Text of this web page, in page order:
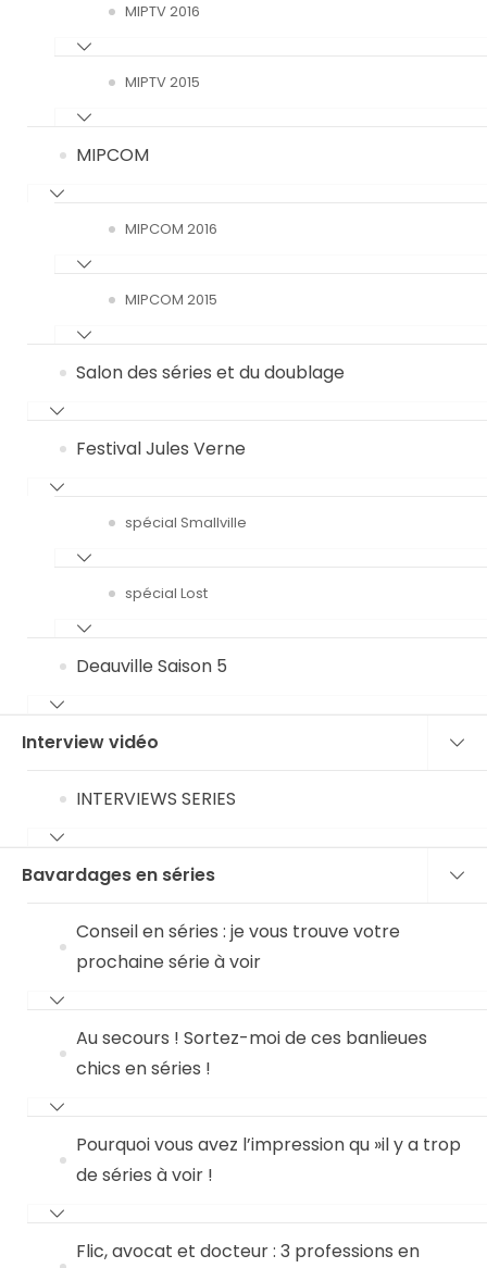
MIPTV 2016
MIPTV 2015
MIPCOM
MIPCOM 2016
MIPCOM 2015
Salon des séries et du doublage
Festival Jules Verne
spécial Smallville
spécial Lost
Deauville Saison 5
Interview vidéo
INTERVIEWS SERIES
Bavardages en séries
Conseil en séries : je vous trouve votre
prochaine série à voir
Au secours ! Sortez-moi de ces banlieues
chics en séries !
Pourquoi vous avez l’impression qu »il y a trop
de séries à voir !
Flic, avocat et docteur : 3 professions en